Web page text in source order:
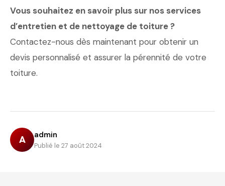
Vous souhaitez en savoir plus sur nos services
d’entretien et de nettoyage de toiture ?
Contactez-nous dès maintenant pour obtenir un
devis personnalisé et assurer la pérennité de votre
toiture.
A admin
Publié le 27 août 2024